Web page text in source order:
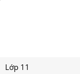
Lớp 11